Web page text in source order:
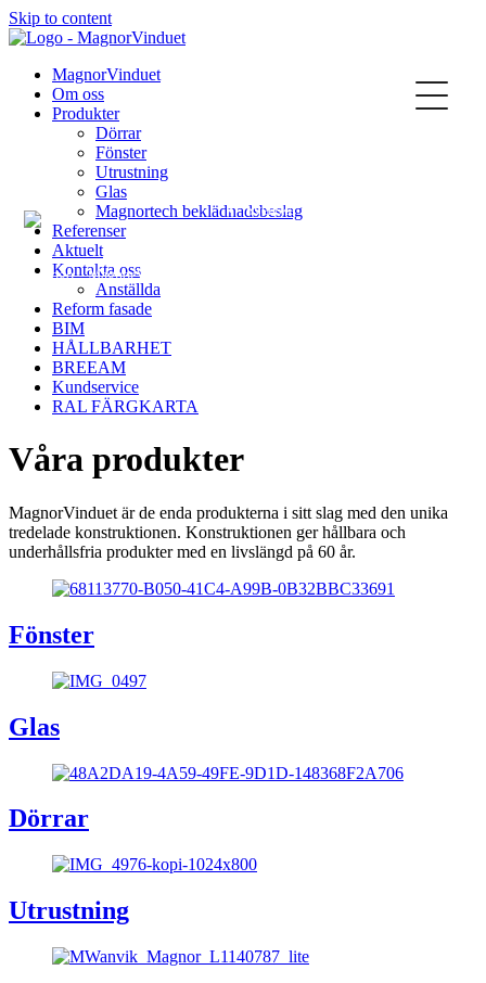
Skip to content
MagnorVinduet
Om oss
Produkter
Dörrar
Fönster
Utrustning
Glas
Magnortech beklädnadsbeslag
Referenser
Aktuelt
Kontakta oss
Anställda
Reform fasade
BIM
HÅLLBARHET
BREEAM
Kundservice
RAL FÄRGKARTA
Våra produkter
MagnorVinduet är de enda produkterna i sitt slag med den unika
tredelade konstruktionen. Konstruktionen ger hållbara och
underhållsfria produkter med en livslängd på 60 år.
Fönster
Glas
Dörrar
Utrustning
Svenska